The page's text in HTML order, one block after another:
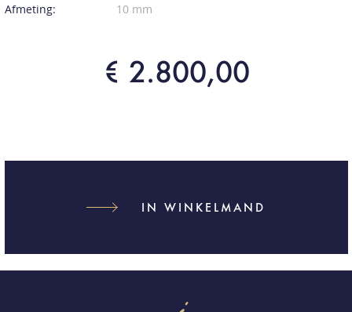
Afmeting:
10 mm
€ 2.800,00
IN WINKELMAND